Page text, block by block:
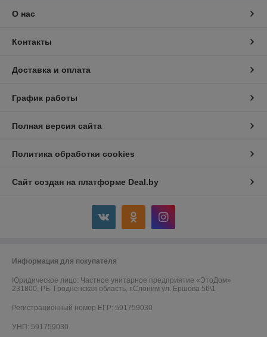
О нас
Контакты
Доставка и оплата
График работы
Полная версия сайта
Политика обработки cookies
Сайт создан на платформе Deal.by
Информация для покупателя
Юридическое лицо: Частное унитарное предприятие «ЭтоДом»
231800, РБ, Гродненская область, г.Слоним ул. Ершова 56\1
Регистрационный номер ЕГР: 591759030
УНП: 591759030